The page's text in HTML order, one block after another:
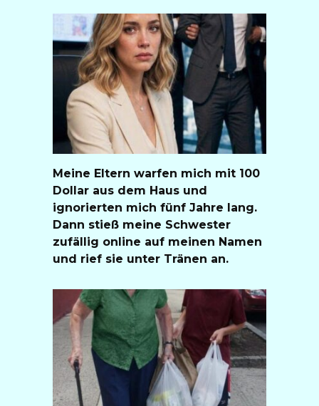
Meine Eltern warfen mich mit 100
Dollar aus dem Haus und
ignorierten mich fünf Jahre lang.
Dann stieß meine Schwester
zufällig online auf meinen Namen
und rief sie unter Tränen an.